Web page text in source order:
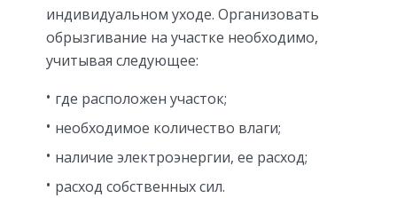
индивидуальном уходе. Организовать
обрызгивание на участке необходимо,
учитывая следующее:
где расположен участок;
необходимое количество влаги;
наличие электроэнергии, ее расход;
расход собственных сил.